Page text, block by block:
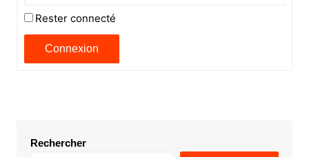
Rester connecté
Connexion
Rechercher